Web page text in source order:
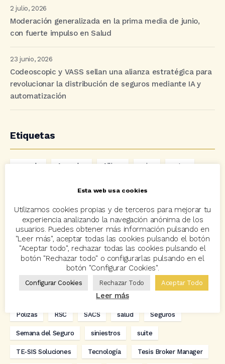
2 julio, 2026
Moderación generalizada en la prima media de junio,
con fuerte impulso en Salud
23 junio, 2026
Codeoscopic y VASS sellan una alianza estratégica para
revolucionar la distribución de seguros mediante IA y
automatización
Etiquetas
acuerdo Acuerdos Allianz asisa autos
Codeoscopic Workspace Coverize Decesos
digitalización Eventos formación GRC-Broker
hogar Innovación Innova Ibérica
Mediadores motos
Premios Coreoscopic
Pólizas RSC SACS salud Seguros
Semana del Seguro siniestros suite
TE-SIS Soluciones Tecnología Tesis Broker Manager
Esta web usa cookies
Utilizamos cookies propias y de terceros para mejorar tu
experiencia analizando la navegación anónima de los
usuarios. Puedes obtener más información pulsando en
"Leer más", aceptar todas las cookies pulsando el botón
"Aceptar todo", rechazar todas las cookies pulsando el
botón "Rechazar todo" o configurarlas pulsando en el
botón "Configurar Cookies".
Configurar Cookies Rechazar Todo Aceptar Todo
Leer más